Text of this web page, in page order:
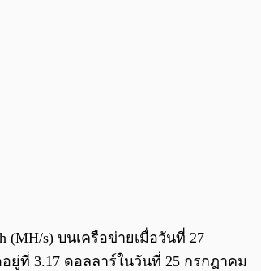
(MH/s) บนเครือข่ายเมื่อวันที่ 27
ยู่ที่ 3.17 ดอลลาร์ในวันที่ 25 กรกฎาคม